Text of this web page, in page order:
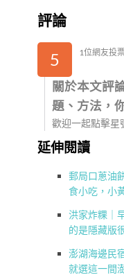
評論
5 1位網友投
關於本文評
題、方法，
歡迎一起點擊星
延伸閱讀
郵局口蔥油
食小吃，小
洪家炸粿｜
的是隱藏版
澎湖海邊民
就選這一間